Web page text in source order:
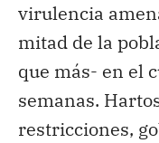
virulencia
mitad de la
que más- en el
semanas.
restricciones,